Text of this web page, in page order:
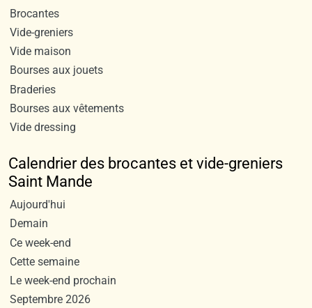
Brocantes
Vide-greniers
Vide maison
Bourses aux jouets
Braderies
Bourses aux vêtements
Vide dressing
Calendrier des brocantes et vide-greniers
Saint Mande
Aujourd'hui
Demain
Ce week-end
Cette semaine
Le week-end prochain
Septembre 2026